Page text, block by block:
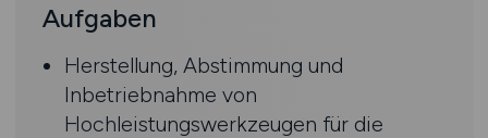
Aufgaben
Herstellung, Abstimmung und
Inbetriebnahme von
Hochleistungswerkzeugen für die